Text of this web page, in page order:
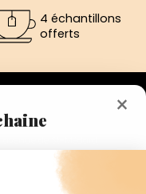
4 échantillons
offerts
lundi au vendredi de 12h à 19h
×
recevez
de 5€.